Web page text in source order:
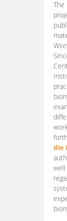
die
well